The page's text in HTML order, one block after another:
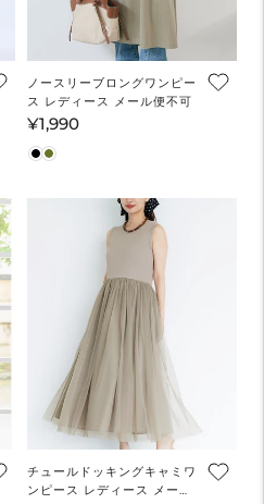
ノースリーブロングワンピー
ス レディース メール便不可
通
常
¥1,990
チュールドッキングキャミワ
ンピース レディース メール